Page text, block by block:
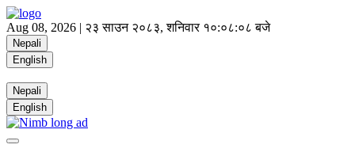
Aug 08, 2026 | २३ साउन २०८३, शनिवार १०:०८:०८ बजे
Nepali
English
Nepali
English